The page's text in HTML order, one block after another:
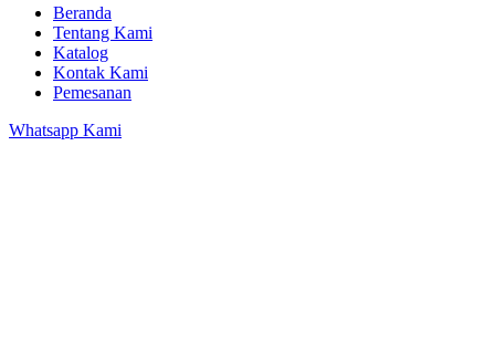
Beranda
Tentang Kami
Katalog
Kontak Kami
Pemesanan
Whatsapp Kami